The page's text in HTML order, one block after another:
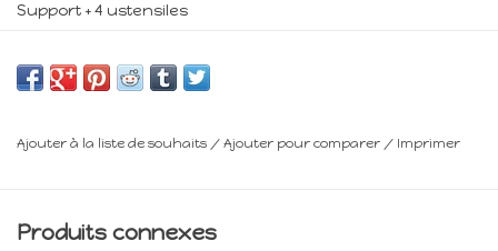
Support + 4 ustensiles
Ajouter à la liste de souhaits / Ajouter pour comparer / Imprimer
Produits connexes